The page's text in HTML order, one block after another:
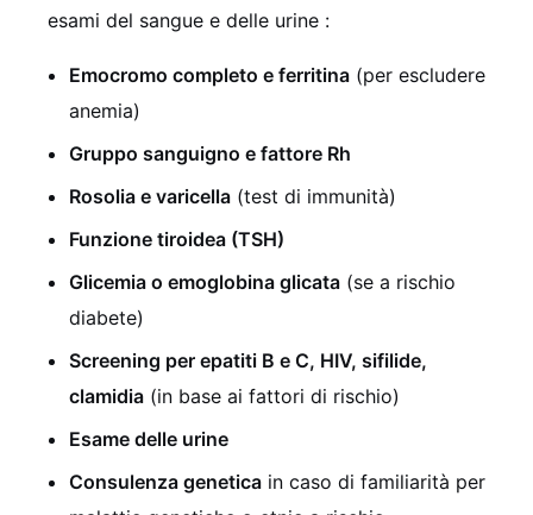
esami del sangue e delle urine :
Emocromo completo e ferritina (per escludere
anemia)
Gruppo sanguigno e fattore Rh
Rosolia e varicella (test di immunità)
Funzione tiroidea (TSH)
Glicemia o emoglobina glicata (se a rischio
diabete)
Screening per epatiti B e C, HIV, sifilide,
clamidia (in base ai fattori di rischio)
Esame delle urine
Consulenza genetica in caso di familiarità per